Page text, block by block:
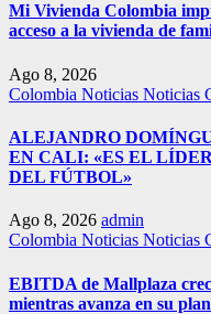
Mi Vivienda Colombia
acceso a la vivienda de
Ago 8, 2026
Colombia Noticias Noticias
ALEJANDRO
EN CALI: «ES EL
DEL FÚTBOL»
Ago 8, 2026 admin
Colombia Noticias Noticias
EBITDA de Mallplaza
mientras avanza en su